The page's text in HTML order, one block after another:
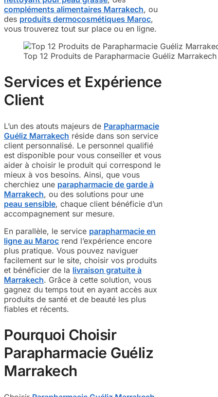
compléments alimentaires Marrakech, ou
des produits dermocosmétiques Maroc,
vous trouverez tout sur place ou en ligne.
Top 12 Produits de Parapharmacie Guéliz
Services et Expérience
Client
L’un des atouts majeurs de Parapharmacie
Guéliz Marrakech réside dans son service
client personnalisé. Le personnel qualifié
est disponible pour vous conseiller et vous
aider à choisir le produit qui correspond le
mieux à vos besoins. Ainsi, que vous
cherchiez une parapharmacie de garde à
Marrakech, ou des solutions pour une
peau sensible, chaque client bénéficie d’un
accompagnement sur mesure.
En parallèle, le service parapharmacie en
ligne au Maroc rend l’expérience encore
plus pratique. Vous pouvez naviguer
facilement sur le site, choisir vos produits
et bénéficier de la livraison gratuite à
Marrakech. Grâce à cette solution, vous
gagnez du temps tout en ayant accès aux
produits de santé et de beauté les plus
fiables et récents.
Pourquoi Choisir
Parapharmacie Guéliz
Marrakech